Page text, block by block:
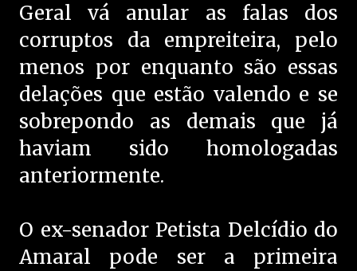
Geral vá anular as falas dos
corruptos da empreiteira, pelo
menos por enquanto são essas
delações que estão valendo e se
sobrepondo as demais que já
haviam sido homologadas
anteriormente.
O ex-senador Petista Delcídio do
Amaral pode ser a primeira